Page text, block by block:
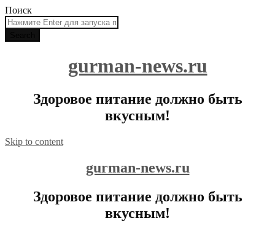
Поиск
gurman-news.ru
Здоровое питание должно быть
вкусным!
Skip to content
gurman-news.ru
Здоровое питание должно быть
вкусным!